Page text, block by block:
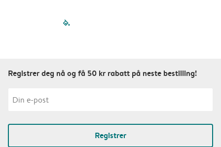
filled-pagination
Registrer deg nå og få 50 kr rabatt på neste bestilling!
Registrer